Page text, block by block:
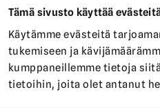
Tämä sivusto käyttää
Käytämme evästeitä
tukemiseen ja
kumppaneillemme tietoja
tietoihin, joita olet antanut
on suuri merkitys.
ja vaivattomalta.
lupauksiin, vaan